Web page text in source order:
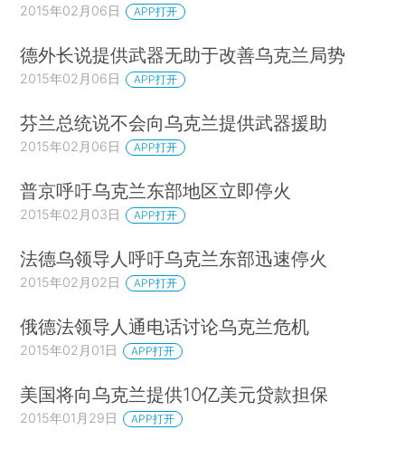
2015年02月06日 APP打开
德外长说提供武器无助于改善乌克兰局势
2015年02月06日 APP打开
芬兰总统说不会向乌克兰提供武器援助
2015年02月06日 APP打开
普京呼吁乌克兰东部地区立即停火
2015年02月03日 APP打开
法德乌领导人呼吁乌克兰东部迅速停火
2015年02月02日 APP打开
俄德法领导人通电话讨论乌克兰危机
2015年02月01日 APP打开
美国将向乌克兰提供10亿美元贷款担保
2015年01月29日 APP打开